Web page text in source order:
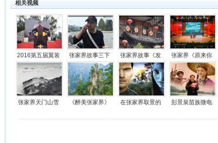
相关视频
2016第五届翼装
飞行视频
张家界故事三下
锅《良心抉择》
视频
张家界故事《发
票》视频
张家界《原来你
也在这里》小品
视频
张家界天门山雪
《醉美张家界》
在张家界取景的
彭景泉苗族微电